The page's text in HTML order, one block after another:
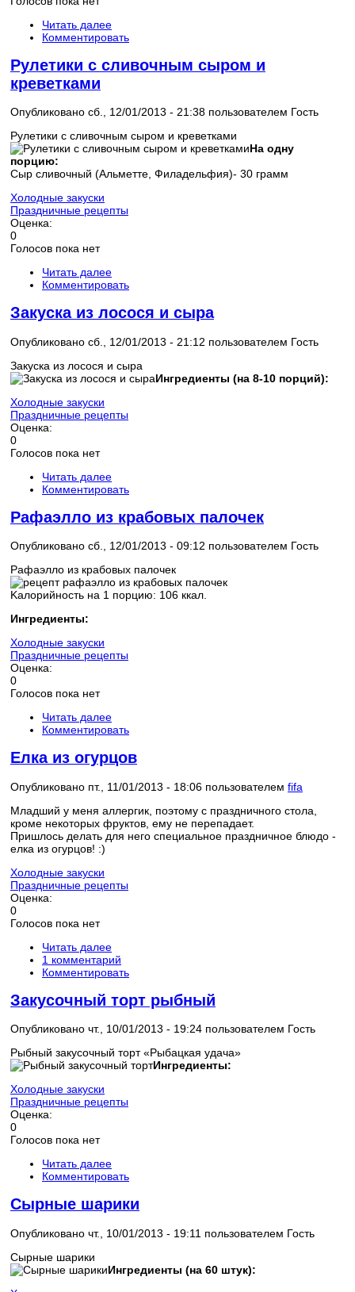
Читать далее
Комментировать
Рулетики с сливочным сыром и
креветками
Опубликовано сб., 12/01/2013 - 21:38 пользователем Гость
Рулетики с сливочным сыром и креветками
На одну
порцию:
Сыр сливочный (Альметте, Филадельфия)- 30 грамм
Холодные закуски
Праздничные рецепты
Оценка:
0
Голосов пока нет
Читать далее
Комментировать
Закуска из лосося и сыра
Опубликовано сб., 12/01/2013 - 21:12 пользователем Гость
Закуска из лосося и сыра
Ингредиенты (на 8-10 порций):
Холодные закуски
Праздничные рецепты
Оценка:
0
Голосов пока нет
Читать далее
Комментировать
Рафаэлло из крабовых палочек
Опубликовано сб., 12/01/2013 - 09:12 пользователем Гость
Рафаэлло из крабовых палочек
Kaлорийность нa 1 порцию: 106 ккaл.
Ингрeдиeнты:
Холодные закуски
Праздничные рецепты
Оценка:
0
Голосов пока нет
Читать далее
Комментировать
Елка из огурцов
Опубликовано пт., 11/01/2013 - 18:06 пользователем fifa
Младший у меня аллергик, поэтому с праздничного стола,
кроме некоторых фруктов, ему не перепадает.
Пришлось делать для него специальное праздничное блюдо -
елка из огурцов! :)
Холодные закуски
Праздничные рецепты
Оценка:
0
Голосов пока нет
Читать далее
1 комментарий
Комментировать
Закусочный торт рыбный
Опубликовано чт., 10/01/2013 - 19:24 пользователем Гость
Рыбный закусочный торт «Рыбацкая удача»
Ингредиенты:
Холодные закуски
Праздничные рецепты
Оценка:
0
Голосов пока нет
Читать далее
Комментировать
Сырные шарики
Опубликовано чт., 10/01/2013 - 19:11 пользователем Гость
Сырные шарики
Ингредиенты (на 60 штук):